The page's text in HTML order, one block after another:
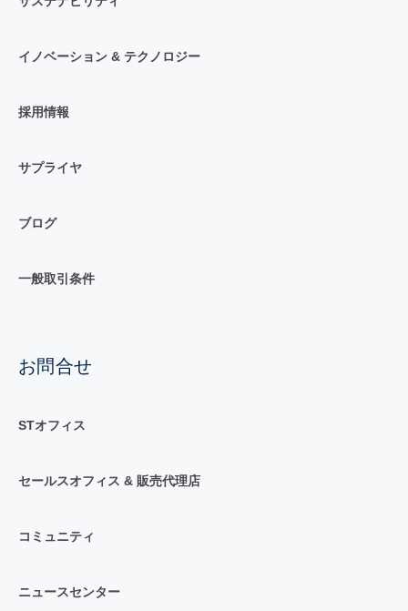
イノベーション & テクノロジー
採用情報
サプライヤ
ブログ
一般取引条件
お問合せ
STオフィス
セールスオフィス & 販売代理店
コミュニティ
ニュースセンター